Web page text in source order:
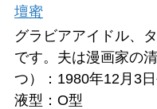
壇蜜
グラビアアイドル、
です。夫は漫画家の
つ）：1980年12月3
液型：O型